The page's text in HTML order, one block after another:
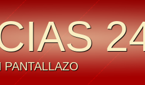
PANTALLAZO